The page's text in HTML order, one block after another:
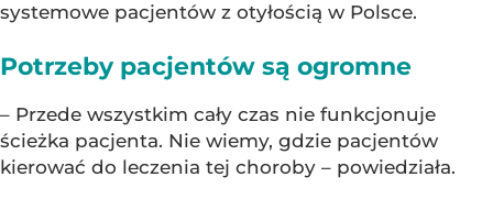
systemowe pacjentów z otyłością w Polsce.
Potrzeby pacjentów są ogromne
– Przede wszystkim cały czas nie funkcjonuje
ścieżka pacjenta. Nie wiemy, gdzie pacjentów
kierować do leczenia tej choroby – powiedziała.